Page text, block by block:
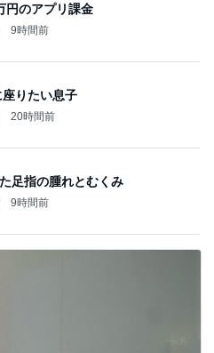
円のアプリ課金
9時間前
りたい息子
20時間前
足指の腫れとむくみ
9時間前